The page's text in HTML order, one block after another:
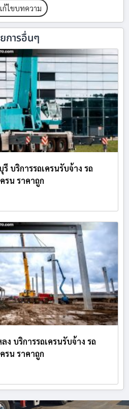
ก้ไขบทความ
การอื่นๆ
บริการรถเครนรับจ้าง รถ
รน ราคาถูก
ง บริการรถเครนรับจ้าง รถ
รน ราคาถูก